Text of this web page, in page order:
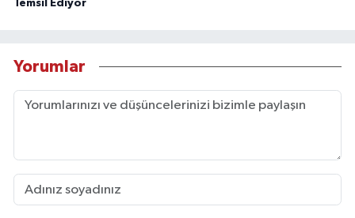
Temsil Ediyor
Yorumlar